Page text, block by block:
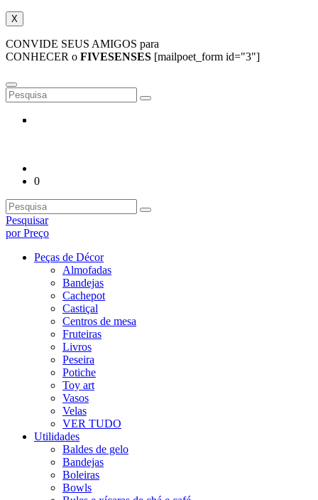
X
CONVIDE SEUS AMIGOS para
CONHECER o FIVESENSES [mailpoet_form id="3"]
0
Pesquisar
por Preço
Peças de Décor
Almofadas
Bandejas
Cachepot
Castiçal
Centros de mesa
Fruteiras
Livros
Peseira
Potiche
Toy art
Vasos
Velas
VER TUDO
Utilidades
Baldes de gelo
Bandejas
Boleiras
Bowls